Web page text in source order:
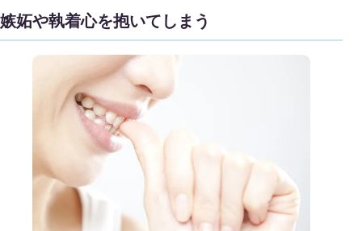
嫉妬や執着心を抱いてしまう